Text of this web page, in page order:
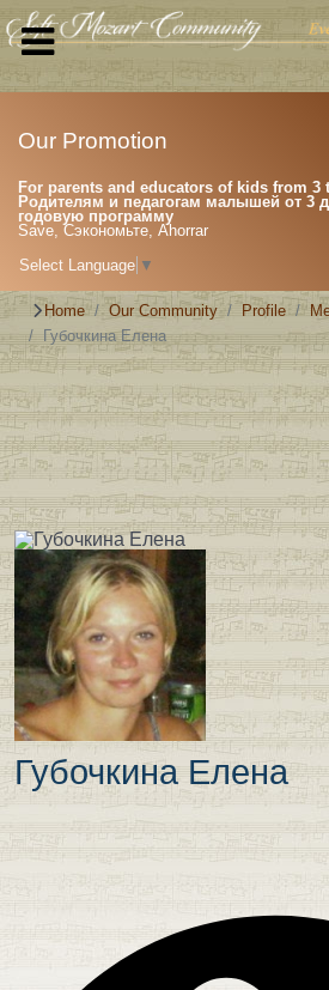
Our Promotion
For parents and educators of kids from 3
Родителям и педагогам малышей от 3
годовую программу
Save, Сэкономьте, Ahorrar
Select Language ▼
Home Our Community Profile
Губочкина Елена
Губочкина Елена